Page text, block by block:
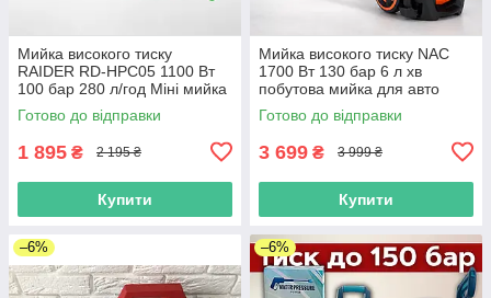
Мийка високого тиску
RAIDER RD-HPC05 1100 Вт
100 бар 280 л/год Міні мийка
для авто дому гаража
Готово до відправки
1 895 ₴ 2 195 ₴
Купити
Мийка високого тиску NAC
1700 Вт 130 бар 6 л хв
побутова мийка для авто
дому гаража
Готово до відправки
3 699 ₴ 3 999 ₴
Купити
–6% –6%